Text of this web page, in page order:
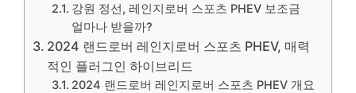
강원 정선, 레인지로버 스포츠 PHEV 보조금
얼마나 받을까?
2024 랜드로버 레인지로버 스포츠 PHEV, 매력
적인 플러그인 하이브리드
2024 랜드로버 레인지로버 스포츠 PHEV 개요